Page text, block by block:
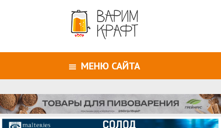
МЕНЮ САЙТА